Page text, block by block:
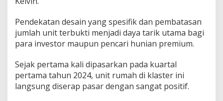
Pendekatan desain yang spesifik dan pembatasan
jumlah unit terbukti menjadi daya tarik utama bagi
para investor maupun pencari hunian premium.
Sejak pertama kali dipasarkan pada kuartal
pertama tahun 2024, unit rumah di klaster ini
langsung diserap pasar dengan sangat positif.